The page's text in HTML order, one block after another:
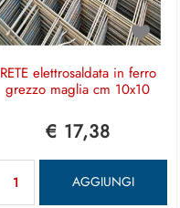
RETE elettrosaldata in ferro
grezzo maglia cm 10x10
€ 17,38
AGGIUNGI